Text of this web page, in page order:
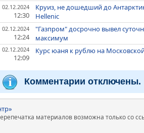
02.12.2024
12:30
Круиз, не дошедший до
Hellenic
02.12.2024
12:24
"Газпром" досрочно вывел
максимум
02.12.2024
12:09
Курс юаня к рублю на
Комментарии отключены.
материалов возможна только со